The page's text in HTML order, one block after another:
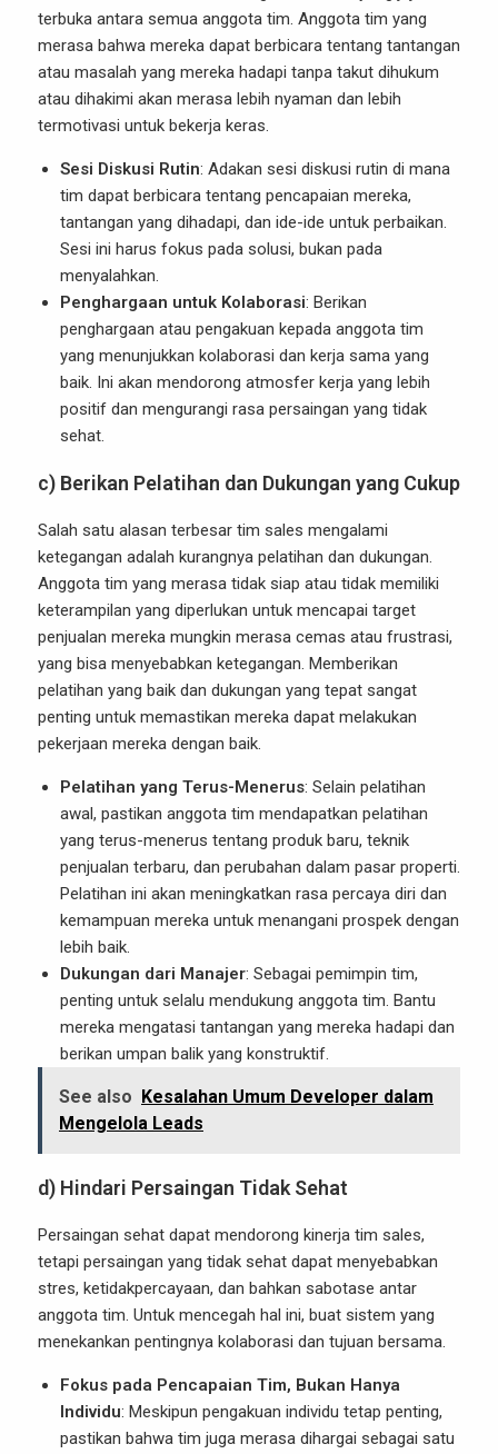
terbuka antara semua anggota tim. Anggota tim yang
merasa bahwa mereka dapat berbicara tentang tantangan
atau masalah yang mereka hadapi tanpa takut dihukum
atau dihakimi akan merasa lebih nyaman dan lebih
termotivasi untuk bekerja keras.
Sesi Diskusi Rutin: Adakan sesi diskusi rutin di mana
tim dapat berbicara tentang pencapaian mereka,
tantangan yang dihadapi, dan ide-ide untuk perbaikan.
Sesi ini harus fokus pada solusi, bukan pada
menyalahkan.
Penghargaan untuk Kolaborasi: Berikan
penghargaan atau pengakuan kepada anggota tim
yang menunjukkan kolaborasi dan kerja sama yang
baik. Ini akan mendorong atmosfer kerja yang lebih
positif dan mengurangi rasa persaingan yang tidak
sehat.
c) Berikan Pelatihan dan Dukungan yang Cukup
Salah satu alasan terbesar tim sales mengalami
ketegangan adalah kurangnya pelatihan dan dukungan.
Anggota tim yang merasa tidak siap atau tidak memiliki
keterampilan yang diperlukan untuk mencapai target
penjualan mereka mungkin merasa cemas atau frustrasi,
yang bisa menyebabkan ketegangan. Memberikan
pelatihan yang baik dan dukungan yang tepat sangat
penting untuk memastikan mereka dapat melakukan
pekerjaan mereka dengan baik.
Pelatihan yang Terus-Menerus: Selain pelatihan
awal, pastikan anggota tim mendapatkan pelatihan
yang terus-menerus tentang produk baru, teknik
penjualan terbaru, dan perubahan dalam pasar properti.
Pelatihan ini akan meningkatkan rasa percaya diri dan
kemampuan mereka untuk menangani prospek dengan
lebih baik.
Dukungan dari Manajer: Sebagai pemimpin tim,
penting untuk selalu mendukung anggota tim. Bantu
mereka mengatasi tantangan yang mereka hadapi dan
berikan umpan balik yang konstruktif.
See also Kesalahan Umum Developer dalam
Mengelola Leads
d) Hindari Persaingan Tidak Sehat
Persaingan sehat dapat mendorong kinerja tim sales,
tetapi persaingan yang tidak sehat dapat menyebabkan
stres, ketidakpercayaan, dan bahkan sabotase antar
anggota tim. Untuk mencegah hal ini, buat sistem yang
menekankan pentingnya kolaborasi dan tujuan bersama.
Fokus pada Pencapaian Tim, Bukan Hanya
Individu: Meskipun pengakuan individu tetap penting,
pastikan bahwa tim juga merasa dihargai sebagai satu